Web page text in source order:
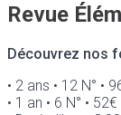
Revue
Découvrez nos
• 2 ans • 12 N° •
• 1 an • 6 N° • 52€